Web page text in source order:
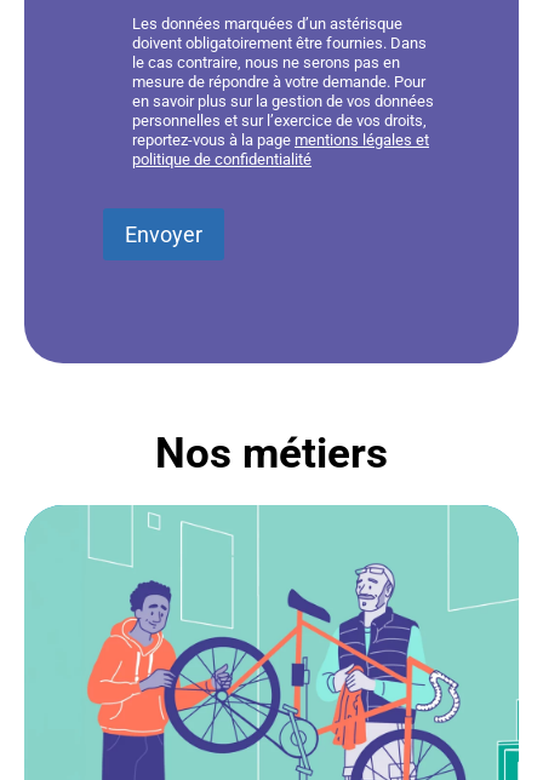
Les données marquées d’un astérisque
doivent obligatoirement être fournies. Dans
le cas contraire, nous ne serons pas en
mesure de répondre à votre demande. Pour
en savoir plus sur la gestion de vos données
personnelles et sur l’exercice de vos droits,
reportez-vous à la page mentions légales et
politique de confidentialité
Nos métiers